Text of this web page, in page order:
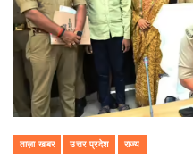
ताज़ा खबर उत्तर प्रदेश राज्य